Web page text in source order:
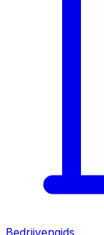
Bedrijvengids